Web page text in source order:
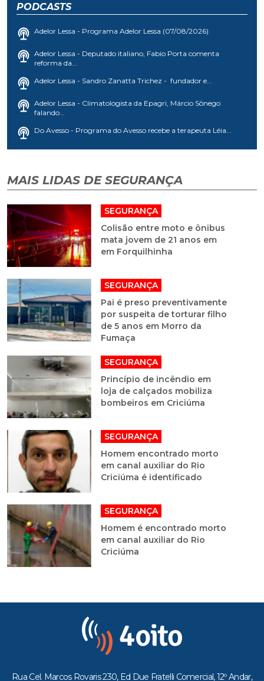
PODCASTS
Adelor Lessa - Programa Adelor Lessa (07/08/2026)
Adelor Lessa - Deputado italiano, Fabio Porta comenta
reforma da...
Adelor Lessa - Sandro Zanatta Trichez - fundador e...
Adelor Lessa - Climatologista da Epagri, Márcio Sônego
falando...
Do Avesso - Programa do Avesso recebe a terapeuta Léia...
MAIS LIDAS DE SEGURANÇA
SEGURANÇA
Colisão entre moto e ônibus
mata jovem de 21 anos em
em Forquilhinha
SEGURANÇA
Pai é preso preventivamente
por suspeita de torturar filho
de 5 anos em Morro da
Fumaça
SEGURANÇA
Princípio de incêndio em
loja de calçados mobiliza
bombeiros em Criciúma
SEGURANÇA
Homem encontrado morto
em canal auxiliar do Rio
Criciúma é identificado
SEGURANÇA
Homem é encontrado morto
em canal auxiliar do Rio
Criciúma
Rua Cel. Marcos Rovaris 230, Ed Due Fratelli Comercial, 12º Andar,